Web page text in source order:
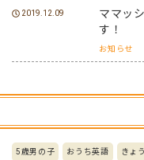
2019.12.09
ママッ
す！
お知らせ
5歳男の子 おうち英語 きょ